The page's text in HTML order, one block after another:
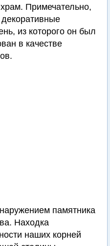
Примечательно,
декоративные
из которого он был
в качестве
памятника
Находка
наших корней